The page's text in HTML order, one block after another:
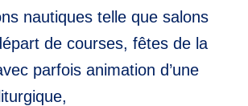
nautiques telle que salons
de courses, fêtes de la
parfois animation d’une